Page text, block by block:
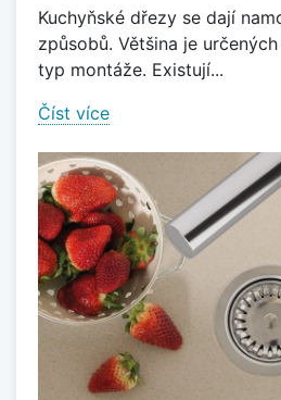
Kuchyňské dřezy se dají
způsobů. Většina je
typ montáže. Existují...
Číst více